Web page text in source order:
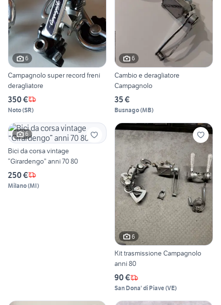
6
Campagnolo super record freni
deragliatore
350 €
Noto(SR)
6
Cambio e deragliatore
Campagnolo
35 €
Busnago(MB)
6
Bici da corsa vintage
“Girardengo” anni 70 80
250 €
Milano(MI)
6
Kit trasmissione Campagnolo
anni 80
90 €
San Dona' di Piave(VE)